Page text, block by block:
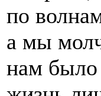
по
а мы
нам было